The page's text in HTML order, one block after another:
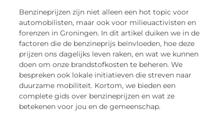
Benzineprijzen zijn niet alleen een hot topic voor
automobilisten, maar ook voor milieuactivisten en
forenzen in Groningen. In dit artikel duiken we in de
factoren die de benzineprijs beïnvloeden, hoe deze
prijzen ons dagelijks leven raken, en wat we kunnen
doen om onze brandstofkosten te beheren. We
bespreken ook lokale initiatieven die streven naar
duurzame mobiliteit. Kortom, we bieden een
complete gids over benzineprijzen en wat ze
betekenen voor jou en de gemeenschap.